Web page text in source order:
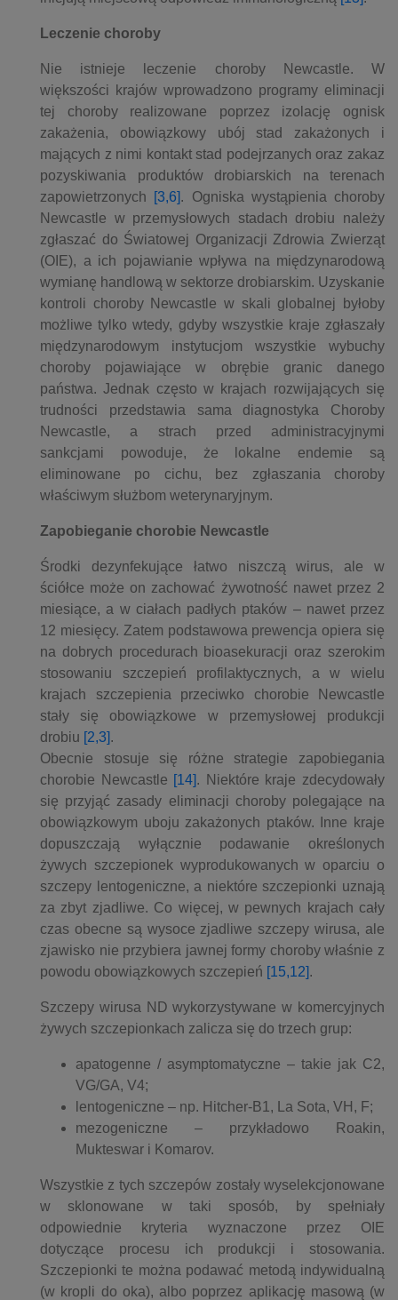
Leczenie choroby
Nie istnieje leczenie choroby Newcastle. W
większości krajów wprowadzono programy eliminacji
tej choroby realizowane poprzez izolację ognisk
zakażenia, obowiązkowy ubój stad zakażonych i
mających z nimi kontakt stad podejrzanych oraz zakaz
pozyskiwania produktów drobiarskich na terenach
zapowietrzonych
[3,6]. Ogniska wystąpienia choroby
Newcastle w przemysłowych stadach drobiu należy
zgłaszać do Światowej Organizacji Zdrowia Zwierząt
(OIE), a ich pojawianie wpływa na międzynarodową
wymianę handlową w sektorze drobiarskim. Uzyskanie
kontroli choroby Newcastle w skali globalnej byłoby
możliwe tylko wtedy, gdyby wszystkie kraje zgłaszały
międzynarodowym instytucjom wszystkie wybuchy
choroby pojawiające w obrębie granic danego
państwa. Jednak często w krajach rozwijających się
trudności przedstawia sama diagnostyka Choroby
Newcastle, a strach przed administracyjnymi
sankcjami powoduje, że lokalne endemie są
eliminowane po cichu, bez zgłaszania choroby
właściwym służbom weterynaryjnym.
Zapobieganie chorobie Newcastle
Środki dezynfekujące łatwo niszczą wirus, ale w
ściółce może on zachować żywotność nawet przez 2
miesiące, a w ciałach padłych ptaków – nawet przez
12 miesięcy. Zatem podstawowa prewencja opiera się
na dobrych procedurach bioasekuracji oraz szerokim
stosowaniu szczepień profilaktycznych, a w wielu
krajach szczepienia przeciwko chorobie Newcastle
stały się obowiązkowe w przemysłowej produkcji
drobiu [2,3].
Obecnie stosuje się różne strategie zapobiegania
chorobie Newcastle [14]. Niektóre kraje zdecydowały
się przyjąć zasady eliminacji choroby polegające na
obowiązkowym uboju zakażonych ptaków. Inne kraje
dopuszczają wyłącznie podawanie określonych
żywych szczepionek wyprodukowanych w oparciu o
szczepy lentogeniczne, a niektóre szczepionki uznają
za zbyt zjadliwe. Co więcej, w pewnych krajach cały
czas obecne są wysoce zjadliwe szczepy wirusa, ale
zjawisko nie przybiera jawnej formy choroby właśnie z
powodu obowiązkowych szczepień [15,12].
Szczepy wirusa ND wykorzystywane w komercyjnych
żywych szczepionkach zalicza się do trzech grup:
apatogenne / asymptomatyczne – takie jak C2,
VG/GA, V4;
lentogeniczne – np. Hitcher-B1, La Sota, VH, F;
mezogeniczne – przykładowo Roakin,
Mukteswar i Komarov.
Wszystkie z tych szczepów zostały wyselekcjonowane
w sklonowane w taki sposób, by spełniały
odpowiednie kryteria wyznaczone przez OIE
dotyczące procesu ich produkcji i stosowania.
Szczepionki te można podawać metodą indywidualną
(w kropli do oka), albo poprzez aplikację masową (w